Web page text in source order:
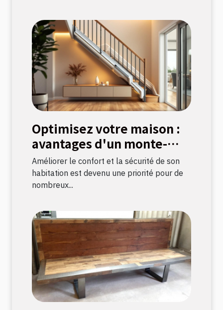
Optimisez votre maison :
avantages d'un monte-
escalier moderne
Améliorer le confort et la sécurité de son
habitation est devenu une priorité pour de
nombreux...